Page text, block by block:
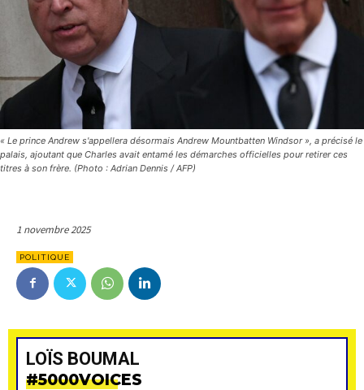
« Le prince Andrew s'appellera désormais Andrew Mountbatten Windsor », a précisé le
palais, ajoutant que Charles avait entamé les démarches officielles pour retirer ces
titres à son frère. (Photo : Adrian Dennis / AFP)
1 novembre 2025
POLITIQUE
LOÏS BOUMAL
#5000VOICES